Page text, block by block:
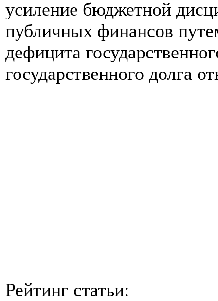
усиление бюджетной
публичных финансов
дефицита
государственного долга
Рейтинг статьи: